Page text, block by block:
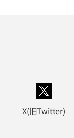
X(旧Twitter)